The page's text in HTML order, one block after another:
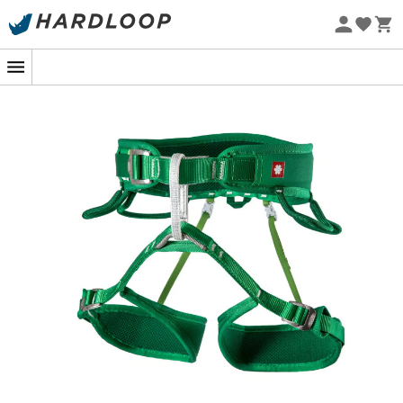
Zomeraanbiedingen 🔥 -5% EXTRA vanaf 2 producten* met
Ocùn Twist klimgordel
is speciaal ontworpen voor
veelzijdige klimmers die op zoek zijn naar een enkele
klimgordel die alles aankan. Licht genoeg voor
en tegelijkertijd uiterst comfortabel voor
multipitch klimmen. Dankzij dedrie zelfblokkerende
en de verstelbare taille past hij perfect bij jouw
lichaamsvorm. De vier lussen van robuust materiaal
bieden gemakkelijk plaats aan de standaarduitrusting
die nodig is voor de meeste klimactiviteiten. Voor je
veiligheid is de klimgordel voorzien van een slijtage-